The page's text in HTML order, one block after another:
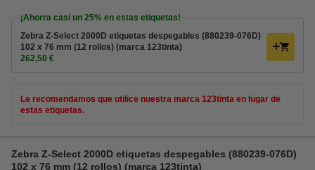
¡Ahorra casi un 25% en estas etiquetas!
Zebra Z-Select 2000D etiquetas despegables (880239-076D)
102 x 76 mm (12 rollos) (marca 123tinta)
262,50 €
Le recomendamos que utilice nuestra marca 123tinta en lugar de
estas etiquetas.
Zebra Z-Select 2000D etiquetas despegables (880239-076D)
102 x 76 mm (12 rollos) (marca 123tinta)